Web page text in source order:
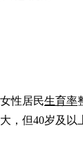
性居民生育率
，但40岁及